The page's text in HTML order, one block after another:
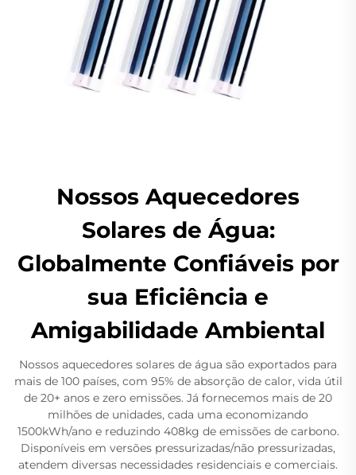
Nossos Aquecedores
Solares de Água:
Globalmente Confiáveis por
sua Eficiência e
Amigabilidade Ambiental
Nossos aquecedores solares de água são exportados para
mais de 100 países, com 95% de absorção de calor, vida útil
de 20+ anos e zero emissões. Já fornecemos mais de 20
milhões de unidades, cada uma economizando
1500kWh/ano e reduzindo 408kg de emissões de carbono.
Disponíveis em versões pressurizadas/não pressurizadas,
atendem diversas necessidades residenciais e comerciais.